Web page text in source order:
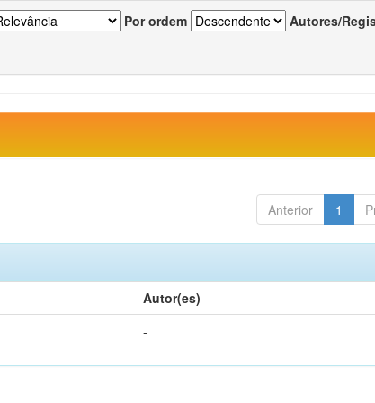
Por ordem Autores/
Anterior 1
Autor(es)
-